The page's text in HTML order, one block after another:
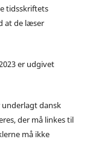
tidsskriftets
at de læser
er udgivet
underlagt dansk
der må linkes til
må ikke